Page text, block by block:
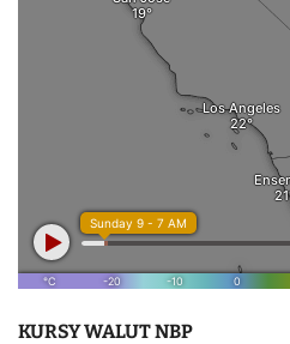
KURSY WALUT NBP